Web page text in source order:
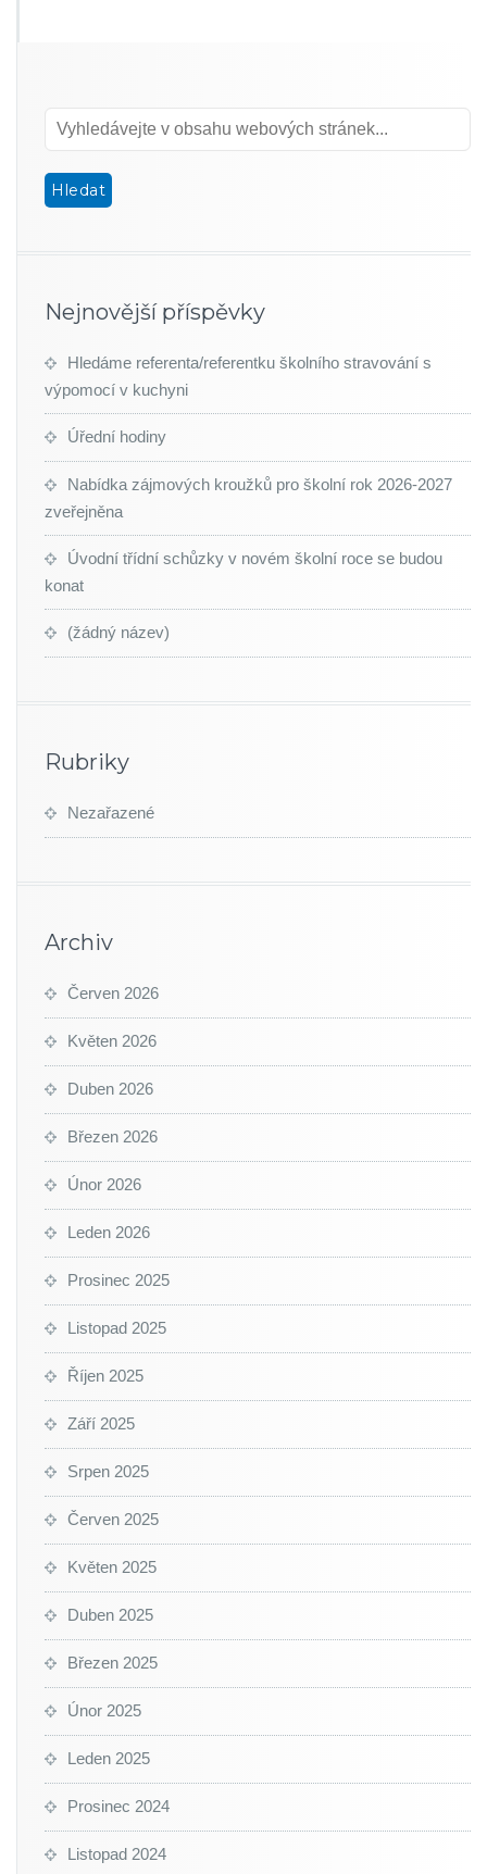
Nejnovější příspěvky
Hledáme referenta/referentku školního stravování s
výpomocí v kuchyni
Úřední hodiny
Nabídka zájmových kroužků pro školní rok 2026-2027
zveřejněna
Úvodní třídní schůzky v novém školní roce se budou
konat
(žádný název)
Rubriky
Nezařazené
Archiv
Červen 2026
Květen 2026
Duben 2026
Březen 2026
Únor 2026
Leden 2026
Prosinec 2025
Listopad 2025
Říjen 2025
Září 2025
Srpen 2025
Červen 2025
Květen 2025
Duben 2025
Březen 2025
Únor 2025
Leden 2025
Prosinec 2024
Listopad 2024